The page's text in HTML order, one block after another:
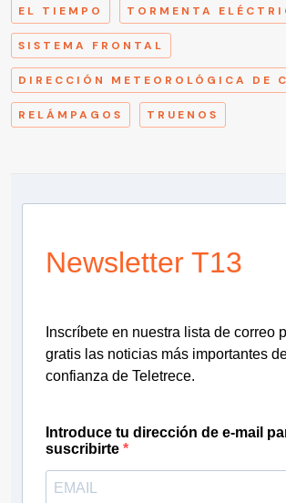
EL TIEMPO TORMENTA
SISTEMA FRONTAL
DIRECCIÓN METEOROLÓGICA DE
RELÁMPAGOS TRUENOS
Newsletter T13
Inscríbete en nuestra lista de correo
gratis las noticias más importantes
confianza de Teletrece.
Introduce tu dirección de e-mail
suscribirte